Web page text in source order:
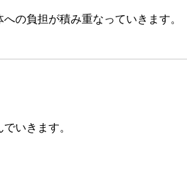
の負担が積み重なっていきます。
いきます。